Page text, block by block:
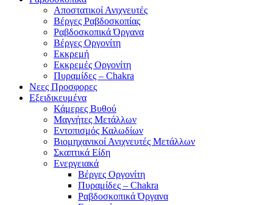
Αποστατικοί Ανιχνευτές
Βέργες Ραβδοσκοπίας
Ραβδοσκοπικά Όργανα
Βέργες Οργονίτη
Εκκρεμή
Εκκρεμές Οργονίτη
Πυραμίδες – Chakra
Νεες Προσφορες
Εξειδικευμένα
Κάμερες Βυθού
Μαγνήτες Μετάλλων
Εντοπισμός Καλωδίων
Βιομηχανικοί Ανιχνευτές Μετάλλων
Σκαπτικά Είδη
Ενεργειακά
Βέργες Οργονίτη
Πυραμίδες – Chakra
Ραβδοσκοπικά Όργανα